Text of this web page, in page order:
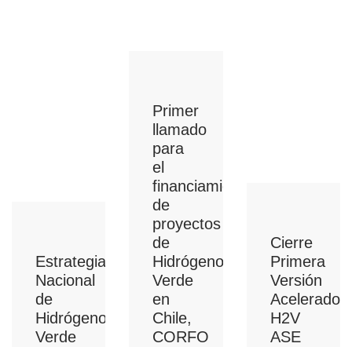
Estrategia
Nacional
de
Hidrógeno
Verde
Primer
llamado
para
el
financiamiento
de
proyectos
de
Hidrógeno
Verde
en
Chile,
CORFO
Cierre
Primera
Versión
H2V
ASE